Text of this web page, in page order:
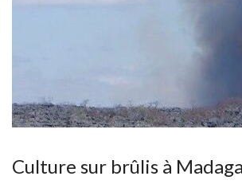
Culture sur brûlis à